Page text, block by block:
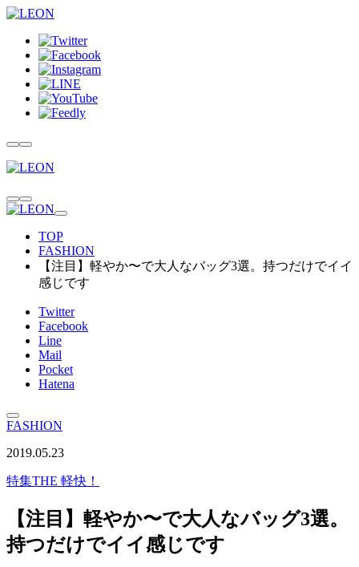
TOP
FASHION
【注目】軽やか〜で大人なバッグ3選。持つだけでイイ
感じです
Twitter
Facebook
Line
Mail
Pocket
Hatena
FASHION
2019.05.23
特集THE 軽快！
【注目】軽やか〜で大人なバッグ3選。
持つだけでイイ感じです